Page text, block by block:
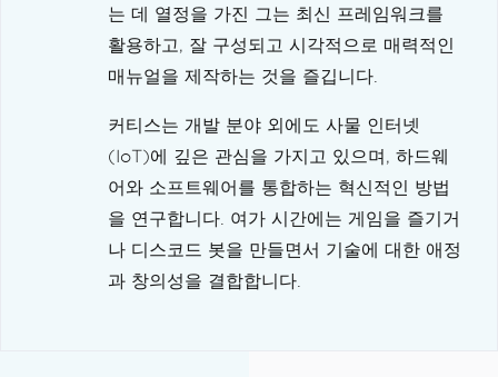
는 데 열정을 가진 그는 최신 프레임워크를
활용하고, 잘 구성되고 시각적으로 매력적인
매뉴얼을 제작하는 것을 즐깁니다.
커티스는 개발 분야 외에도 사물 인터넷
(IoT)에 깊은 관심을 가지고 있으며, 하드웨
어와 소프트웨어를 통합하는 혁신적인 방법
을 연구합니다. 여가 시간에는 게임을 즐기거
나 디스코드 봇을 만들면서 기술에 대한 애정
과 창의성을 결합합니다.